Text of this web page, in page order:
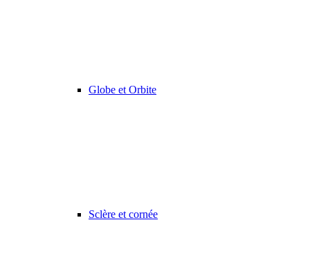
Globe et Orbite
Sclère et cornée